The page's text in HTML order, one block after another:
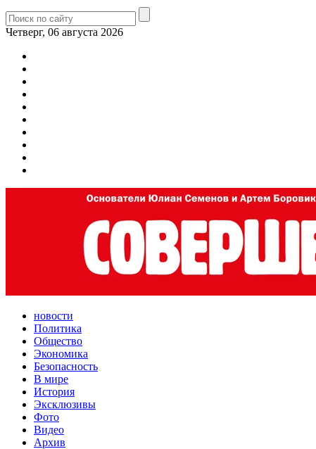
Четверг, 06 августа 2026
новости
Политика
Общество
Экономика
Безопасность
В мире
История
Эксклюзивы
Фото
Видео
Архив